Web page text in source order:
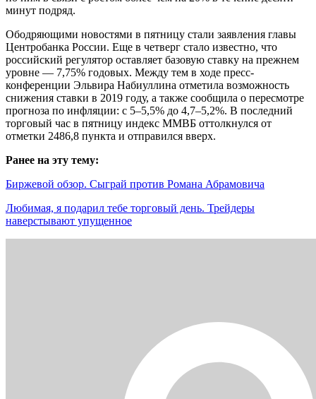
минут подряд.
Ободряющими новостями в пятницу стали заявления главы
Центробанка России. Еще в четверг стало известно, что
российский регулятор оставляет базовую ставку на прежнем
уровне — 7,75% годовых. Между тем в ходе пресс-
конференции Эльвира Набиуллина отметила возможность
снижения ставки в 2019 году, а также сообщила о пересмотре
прогноза по инфляции: с 5–5,5% до 4,7–5,2%. В последний
торговый час в пятницу индекс ММВБ оттолкнулся от
отметки 2486,8 пункта и отправился вверх.
Ранее на эту тему:
Биржевой обзор. Сыграй против Романа Абрамовича
Любимая, я подарил тебе торговый день. Трейдеры
наверстывают упущенное